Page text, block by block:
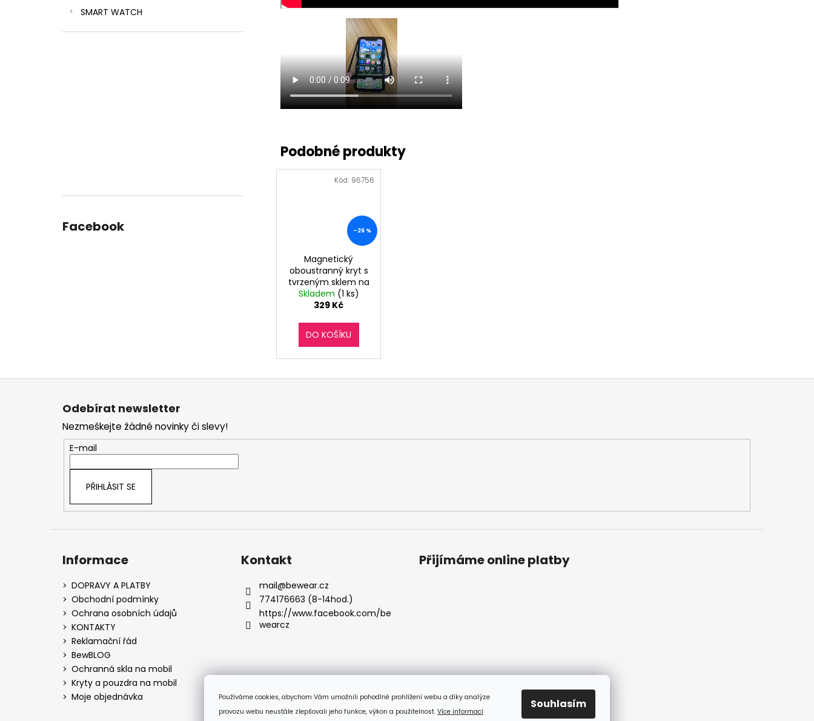
Používáme cookies, abychom Vám umožnili pohodlné prohlížení webu a díky analýze
provozu webu neustále zlepšovali jeho funkce, výkon a použitelnost. Více informací
Souhlasím
SMART WATCH
Facebook –26 %
Magnetický
oboustranný kryt s
tvrzeným sklem na
Huawei Mate 20 Pro
- černý
Skladem (1 ks)
329 Kč
DO KOŠÍKU
Kód: 96756
Odebírat newsletter
Nezmeškejte žádné novinky či slevy!
E-mail
PŘIHLÁSIT SE
Informace
DOPRAVY A PLATBY
Obchodní podmínky
Ochrana osobních údajů
KONTAKTY
Reklamační řád
BewBLOG
Ochranná skla na mobil
Kryty a pouzdra na mobil
Moje objednávka
Kontakt
mail@bewear.cz
774176663 (8-14hod.)
https://www.facebook.com/be
wearcz
Přijímáme online platby